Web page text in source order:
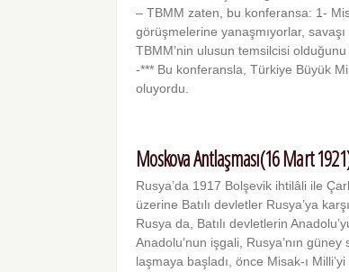
– TBMM zaten, bu konferansa: 1-
görüşmelerine yanaşmıyorlar,
TBMM’nin ulusun temsilcisi olduğunu
-*** Bu konferansla, Türkiye Büyük
oluyordu.
Moskova Antlaşması(16 Mart
Rusya’da 1917 Bolşevik ihtilâli ile
üzerine Batılı devletler Rusya’ya
Rusya da, Batılı devletlerin
Anadolu’nun işgali, Rus­ya’nın
laşmaya başladı, önce Misak-ı Milli’yi